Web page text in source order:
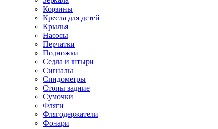
Корзины
Кресла для детей
Крылья
Насосы
Перчатки
Подножки
Седла и штыри
Сигналы
Спидометры
Стопы задние
Сумочки
Фляги
Флягодержатели
Фонари